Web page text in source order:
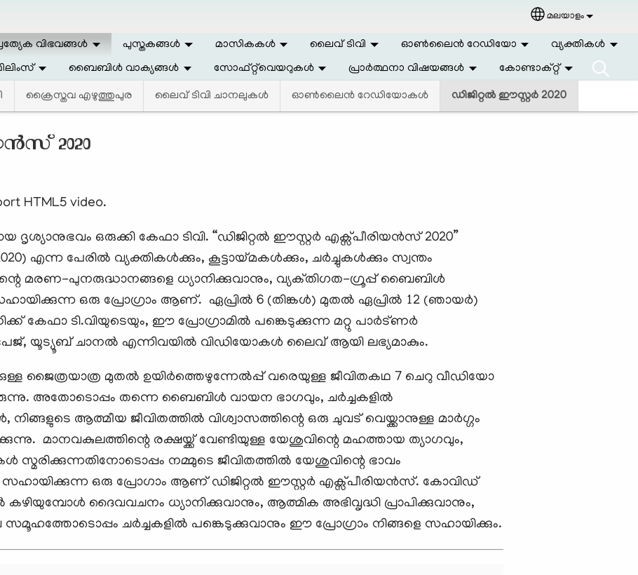
Select your
മലയാളം
വിഭവങ്ങള്‍
ക്രൈസ്തവ എഴുത്തുപുര ലൈവ് ടിവി ചാനലുകള്‍ ഓണ്‍ലൈന്‍ റേഡിയോകള്‍ ഡിജിറ്റൽ ഈസ്റ്റർ 2020
പുസ്തകങ്ങള്‍ മാസികകള്‍ ലൈവ് ടിവി ഓണ്‍ലൈന്‍ റേഡിയോ
വ്യക്തികള്‍
ബൈബിള്‍ വാക്യങ്ങള്‍ സോഫ്റ്റ്‌വെയറുകള്‍ പ്രാര്‍ത്ഥനാ വിഷയങ്ങള്‍ കോണ്ടാക്റ്റ്
2020
HTML5 video.
ദൃശ്യാനുഭവം ഒരുക്കി കേഫാ ടിവി. “ഡിജിറ്റൽ ഈസ്റ്റർ എക്സ്പീരിയൻസ് 2020”
എന്ന പേരിൽ വ്യക്തികൾക്കും, കൂട്ടായ്മകൾക്കും, ചർച്ചുകൾക്കും സ്വന്തം
മരണ-പുനരുദ്ധാനങ്ങളെ ധ്യാനിക്കുവാനും, വ്യക്‌തിഗത-ഗ്രൂപ്പ് ബൈബിൾ
ഒരു പ്രോഗ്രാം ആണ്. ഏപ്രിൽ 6 (തിങ്കൾ) മുതൽ ഏപ്രിൽ 12 (ഞായർ)
കേഫാ ടി.വിയുടെയും, ഈ പ്രോഗ്രാമിൽ പങ്കെടുക്കുന്ന മറ്റു പാർട്ണർ
യൂട്യൂബ് ചാനൽ എന്നിവയിൽ വിഡിയോകൾ ലൈവ് ആയി ലഭ്യമാകും.
ജൈത്രയാത്ര മുതൽ ഉയിർത്തെഴുന്നേൽപ്പ് വരെയുള്ള ജീവിതകഥ 7 ചെറു വീഡിയോ
അതോടൊപ്പം തന്നെ ബൈബിൾ വായന ഭാഗവും, ചർച്ചകളിൽ
ആത്മീയ ജീവിതത്തിൽ വിശ്വാസത്തിന്റെ ഒരു ചുവട് വെയ്ക്കാനുള്ള മാർഗ്ഗം
മാനവകുലത്തിന്റെ രക്ഷയ്ക്ക് വേണ്ടിയുള്ള യേശുവിന്റെ മഹത്തായ ത്യാഗവും,
നമ്മുടെ ജീവിതത്തിൽ യേശുവിന്റെ ഭാവം
സഹായിക്കുന്ന ഒരു പ്രോഗാം ആണ് ഡിജിറ്റൽ ഈസ്റ്റർ എക്സ്പീരിയൻസ്. കോവിഡ്
ദൈവവചനം ധ്യാനിക്കുവാനും, ആത്മിക അഭിവൃദ്ധി പ്രാപിക്കുവാനും,
ചർച്ചകളിൽ പങ്കെടുക്കുവാനും ഈ പ്രോഗ്രാം നിങ്ങളെ സഹായിക്കും.